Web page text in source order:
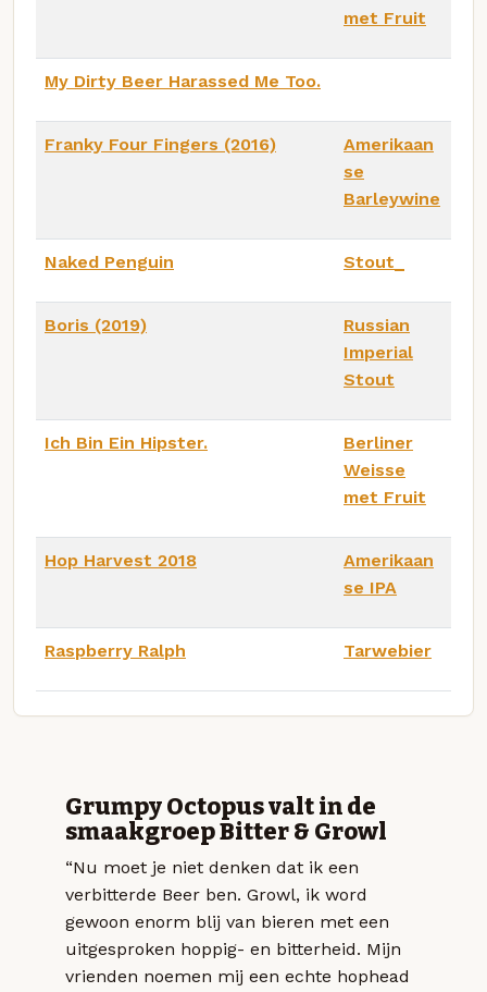
met Fruit
My Dirty Beer Harassed Me Too.
Franky Four Fingers (2016)
Amerikaan
se
Barleywine
Naked Penguin Stout_
Boris (2019)
Russian
Imperial
Stout
Ich Bin Ein Hipster.
Berliner
Weisse
met Fruit
Hop Harvest 2018
Amerikaan
se IPA
Raspberry Ralph Tarwebier
Grumpy Octopus valt in de
smaakgroep Bitter & Growl
“Nu moet je niet denken dat ik een
verbitterde Beer ben. Growl, ik word
gewoon enorm blij van bieren met een
uitgesproken hoppig- en bitterheid. Mijn
vrienden noemen mij een echte hophead